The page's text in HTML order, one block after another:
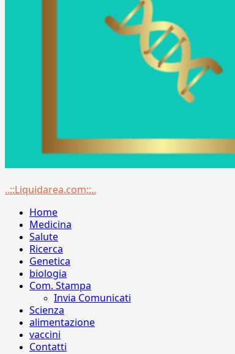
Menu
..::Liquidarea.com::..
Home
Medicina
Salute
Ricerca
Genetica
biologia
Com. Stampa
Invia Comunicati
Scienza
alimentazione
vaccini
Contatti